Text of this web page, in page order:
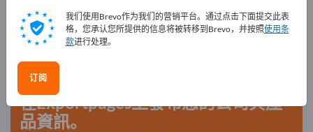
液压装置
在Exportpages免費刊登廣告！
需求 – 供應 – 二手商品 – 商業聯繫 >> 由此開始
在Exportpages上發布您的公司與產
品資訊。
我们使用Brevo作为我们的营销平台。通过点击下面提交此表
格，您承认您所提供的信息将被转移到Brevo，并按照使用条
款进行处理。
订阅